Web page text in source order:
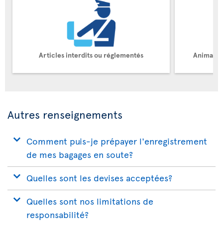
Articles interdits ou réglementés Animaux
Autres renseignements
Comment puis-je prépayer l'enregistrement
de mes bagages en soute?
Quelles sont les devises acceptées?
Quelles sont nos limitations de
responsabilité?